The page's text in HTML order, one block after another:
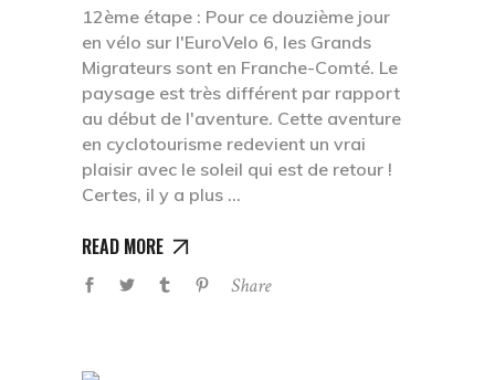
12ème étape : Pour ce douzième jour
en vélo sur l'EuroVelo 6, les Grands
Migrateurs sont en Franche-Comté. Le
paysage est très différent par rapport
au début de l'aventure. Cette aventure
en cyclotourisme redevient un vrai
plaisir avec le soleil qui est de retour !
Certes, il y a plus
READ MORE
Share